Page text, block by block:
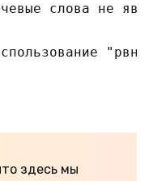
слова не
здесь мы